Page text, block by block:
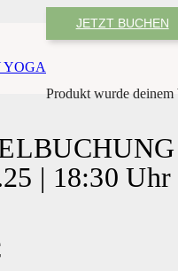
JETZT BUCHEN
Produkt wurde deinem
| 18:30 Uhr